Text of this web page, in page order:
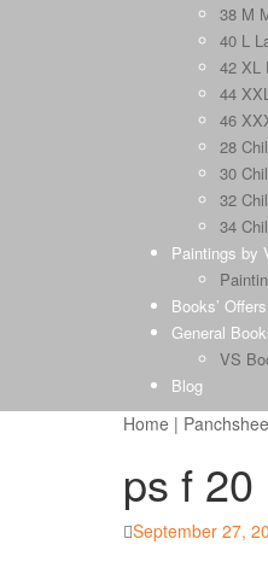
38 M
40 L
42 XL
44
46
28
30
32
34
Paintings by
Books’ Offers
General
VS
Blog
Home |
ps f 20
Posted
September 27,